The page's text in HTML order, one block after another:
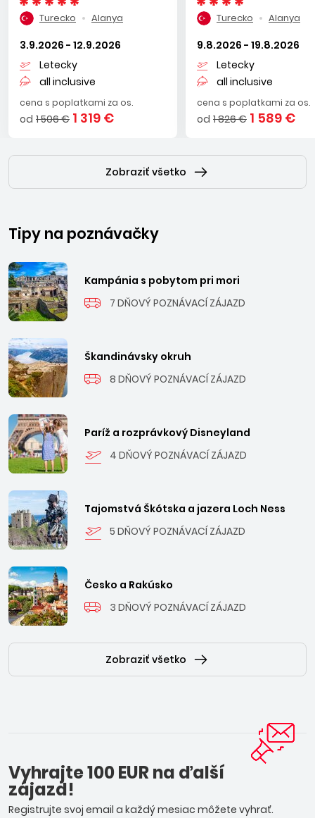
Turecko Alanya
3.9.2026 - 12.9.2026
Letecky
all inclusive
cena s poplatkami za os.
od 1 506 € 1 319 €
Turecko Alanya
9.8.2026 - 19.8.2026
Letecky
all inclusive
cena s poplatkami za os.
od 1 826 € 1 589 €
Zobraziť všetko
Tipy na poznávačky
Kampánia s pobytom pri mori
7 DŇOVÝ POZNÁVACÍ ZÁJAZD
Škandinávsky okruh
8 DŇOVÝ POZNÁVACÍ ZÁJAZD
Paríž a rozprávkový Disneyland
4 DŇOVÝ POZNÁVACÍ ZÁJAZD
Tajomstvá Škótska a jazera Loch Ness
5 DŇOVÝ POZNÁVACÍ ZÁJAZD
Česko a Rakúsko
3 DŇOVÝ POZNÁVACÍ ZÁJAZD
Zobraziť všetko
Vyhrajte 100 EUR na ďalší
zájazd!
Registrujte svoj email a každý mesiac môžete vyhrať.